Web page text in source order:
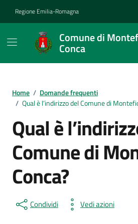
Regione Emilia-Romagna
Comune di
Conca
Home / Domande frequenti
/ Qual è l’indirizzo del Comune di
Qual è
Comune di
Conca?
Condividi Vedi azioni